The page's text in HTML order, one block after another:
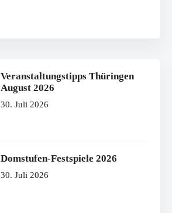
Veranstaltungstipps Thüringen
August 2026
30. Juli 2026
Domstufen-Festspiele 2026
30. Juli 2026